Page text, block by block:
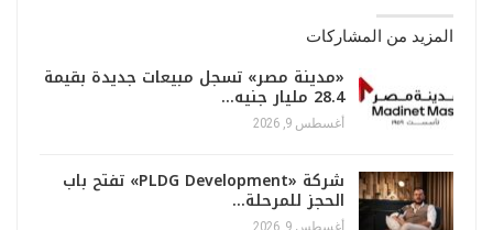
المزيد من المشاركات
«مدينة مصر» تسجل مبيعات جديدة بقيمة
28.4 مليار جنيه…
أغسطس 9, 2026
شركة «PLDG Development» تفتح باب
الحجز للمرحلة…